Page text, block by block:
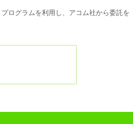
ログラムを利用し、アコム社から委託を